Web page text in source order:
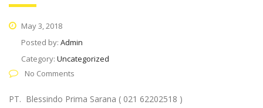
May 3, 2018
Posted by: Admin
Category: Uncategorized
No Comments
PT. Blessindo Prima Sarana ( 021 62202518 )